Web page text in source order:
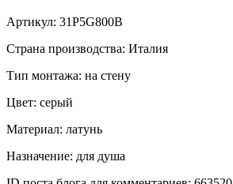
Артикул: 31P5G800B
Страна производства: Италия
Тип монтажа: на стену
Цвет: серый
Материал: латунь
Назначение: для душа